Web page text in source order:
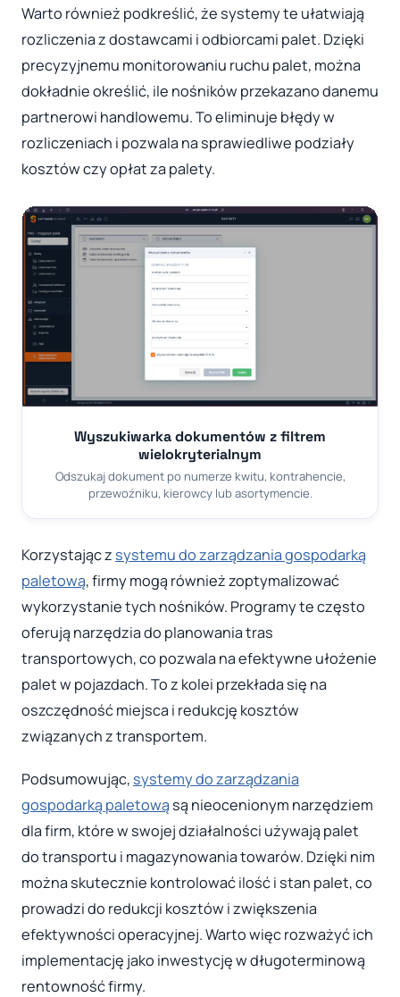
Warto również podkreślić, że systemy te ułatwiają
rozliczenia z dostawcami i odbiorcami palet. Dzięki
precyzyjnemu monitorowaniu ruchu palet, można
dokładnie określić, ile nośników przekazano danemu
partnerowi handlowemu. To eliminuje błędy w
rozliczeniach i pozwala na sprawiedliwe podziały
kosztów czy opłat za palety.
Wyszukiwarka dokumentów z filtrem
wielokryterialnym
Odszukaj dokument po numerze kwitu, kontrahencie,
przewoźniku, kierowcy lub asortymencie.
Korzystając z systemu do zarządzania gospodarką
paletową, firmy mogą również zoptymalizować
wykorzystanie tych nośników. Programy te często
oferują narzędzia do planowania tras
transportowych, co pozwala na efektywne ułożenie
palet w pojazdach. To z kolei przekłada się na
oszczędność miejsca i redukcję kosztów
związanych z transportem.
Podsumowując, systemy do zarządzania
gospodarką paletową są nieocenionym narzędziem
dla firm, które w swojej działalności używają palet
do transportu i magazynowania towarów. Dzięki nim
można skutecznie kontrolować ilość i stan palet, co
prowadzi do redukcji kosztów i zwiększenia
efektywności operacyjnej. Warto więc rozważyć ich
implementację jako inwestycję w długoterminową
rentowność firmy.